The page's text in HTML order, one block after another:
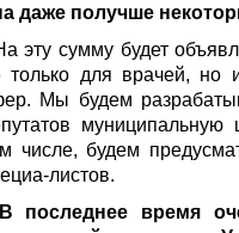
даже получше
эту сумму будет
только для врачей, но
Мы будем
числе, будем
листов.
последнее время